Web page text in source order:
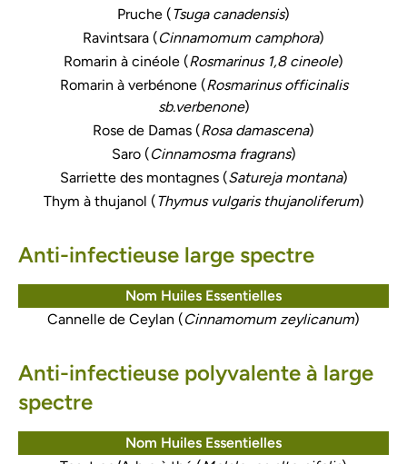
Pruche (Tsuga canadensis)
Ravintsara (Cinnamomum camphora)
Romarin à cinéole (Rosmarinus 1,8 cineole)
Romarin à verbénone (Rosmarinus officinalis
sb.verbenone)
Rose de Damas (Rosa damascena)
Saro (Cinnamosma fragrans)
Sarriette des montagnes (Satureja montana)
Thym à thujanol (Thymus vulgaris thujanoliferum)
Anti-infectieuse large spectre
Nom Huiles Essentielles
Cannelle de Ceylan (Cinnamomum zeylicanum)
Anti-infectieuse polyvalente à large
spectre
Nom Huiles Essentielles